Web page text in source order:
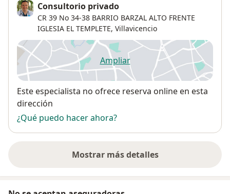
Consultorio privado
CR 39 No 34-38 BARRIO BARZAL ALTO FRENTE
IGLESIA EL TEMPLETE, Villavicencio
Ampliarse abre en una nueva
Disponibilidad
Este especialista no ofrece reserva online en esta
dirección
¿Qué puedo hacer ahora?
Mostrar más detalles
sobre la dirección